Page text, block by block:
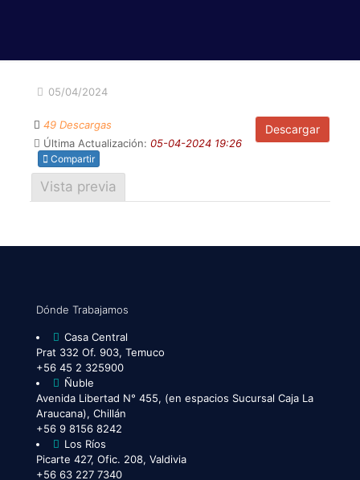
05/04/2024
Descargar
49 Descargas
Última Actualización: 05-04-2024 19:26
Compartir
Vista previa
Dónde Trabajamos
Casa Central
Prat 332 Of. 903, Temuco
+56 45 2 325900
Ñuble
Avenida Libertad N° 455, (en espacios Sucursal Caja La
Araucana), Chillán
+56 9 8156 8242
Los Ríos
Picarte 427, Ofic. 208, Valdivia
+56 63 227 7340